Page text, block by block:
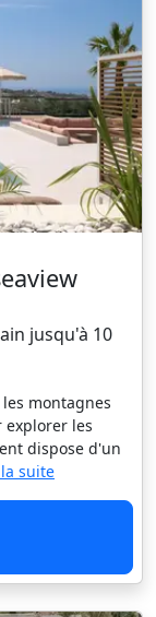
jusqu'à 10
montagnes
explorer les
dispose d'un
suite